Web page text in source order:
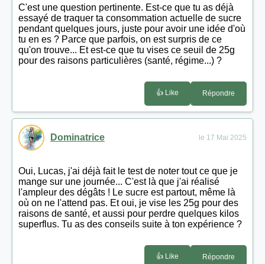
C'est une question pertinente. Est-ce que tu as déjà
essayé de traquer ta consommation actuelle de sucre
pendant quelques jours, juste pour avoir une idée d'où
tu en es ? Parce que parfois, on est surpris de ce
qu'on trouve... Et est-ce que tu vises ce seuil de 25g
pour des raisons particulières (santé, régime...) ?
👍 Like Répondre
Dominatrice le 17 Mai 2025
Oui, Lucas, j'ai déjà fait le test de noter tout ce que je
mange sur une journée... C'est là que j'ai réalisé
l'ampleur des dégâts ! Le sucre est partout, même là
où on ne l'attend pas. Et oui, je vise les 25g pour des
raisons de santé, et aussi pour perdre quelques kilos
superflus. Tu as des conseils suite à ton expérience ?
👍 Like Répondre